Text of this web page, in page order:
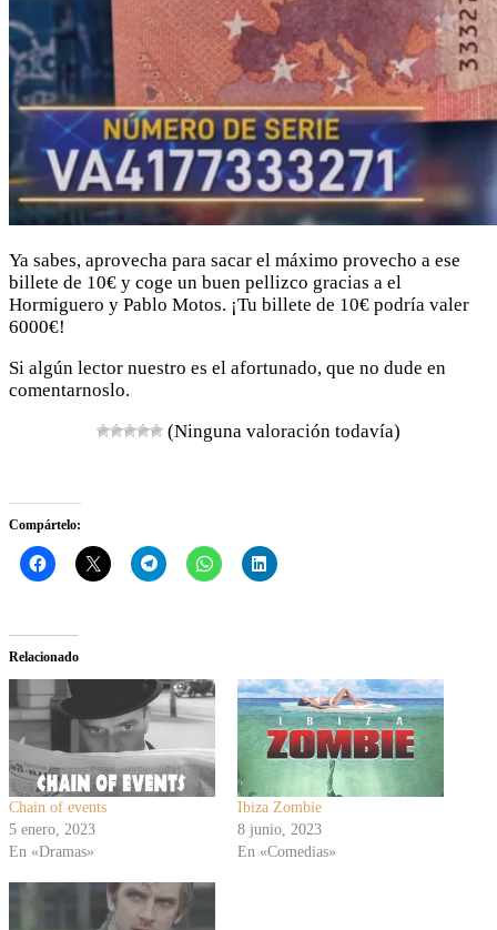
Ya sabes, aprovecha para sacar el máximo provecho a ese
billete de 10€ y coge un buen pellizco gracias a el
Hormiguero y Pablo Motos. ¡Tu billete de 10€ podría valer
6000€!
Si algún lector nuestro es el afortunado, que no dude en
comentarnoslo.
(Ninguna valoración todavía)
Compártelo:
Relacionado
Chain of events
5 enero, 2023
En «Dramas»
Ibiza Zombie
8 junio, 2023
En «Comedias»